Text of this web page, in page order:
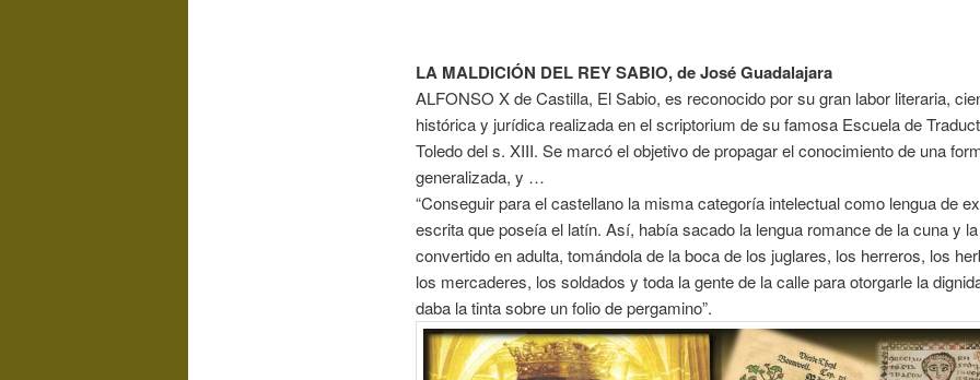
LA MALDICIÓN DEL REY SABIO, de José Guadalajara
ALFONSO X de Castilla, El Sabio, es reconocido por su gran labor literaria,
histórica y jurídica realizada en el scriptorium de su famosa Escuela de
Toledo del s. XIII. Se marcó el objetivo de propagar el conocimiento de una
generalizada, y …
“Conseguir para el castellano la misma categoría intelectual como lengua de
escrita que poseía el latín. Así, había sacado la lengua romance de la cuna y
convertido en adulta, tomándola de la boca de los juglares, los herreros, los
los mercaderes, los soldados y toda la gente de la calle para otorgarle la
daba la tinta sobre un folio de pergamino”.